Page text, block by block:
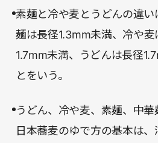
素麺と冷や麦とうどんの違
麺は長径1.3mm未満、冷や
1.7mm未満、うどんは長径
とをいう。
うどん、冷や麦、素麺、中華
日本蕎麦のゆで方の基本は